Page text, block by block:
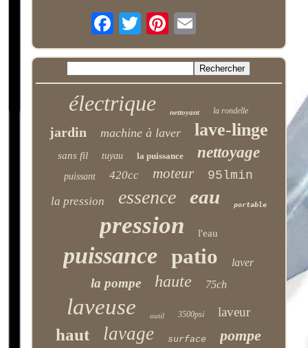
électrique nettoyant la rondelle
jardin machine à laver lave-linge
sans fil tuyau la puissance nettoyage
puissant 420cc moteur 95lmin
la pression essence eau portable
pression l'eau
puissance patio laver
la pompe haute 75ch
laveuse outil 3500psi laveur
haut lavage surface pompe